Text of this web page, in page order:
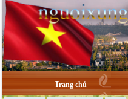
Trang chủ